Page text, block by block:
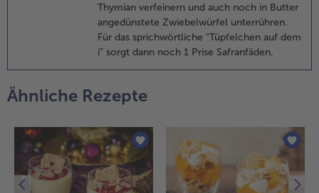
Lachs mit
und die
darauf
Den
zu den
in
Backrohr
Thymian verfeinern und auch noch in Butter
angedünstete Zwiebelwürfel unterrühren.
Für das sprichwörtliche "Tüpfelchen auf dem
i" sorgt dann noch 1 Prise Safranfäden.
Ähnliche Rezepte